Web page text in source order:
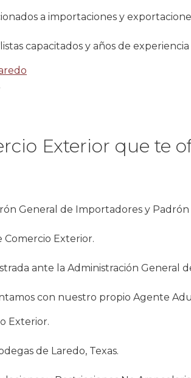
a importaciones y
capacitados y años de
Exterior que te
General de Importadores y
Exterior.
ante la Administración General
con nuestro propio Agente
Exterior.
de Laredo, Texas.